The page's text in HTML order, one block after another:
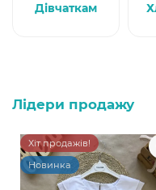
Дівчаткам
Лідери продажу
Хіт продажів!
Новинка